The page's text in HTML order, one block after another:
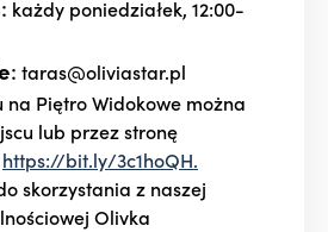
: każdy poniedziałek, 12:00-
: taras@oliviastar.pl
na Piętro Widokowe można
lub przez stronę
https://bit.ly/3c1hoQH.
skorzystania z naszej
Olivka